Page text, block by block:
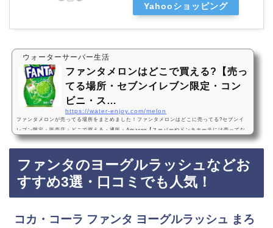
Yahooショッピング
ウォーターサーバー生活
ファンタメロンはどこで買える?【売っ
てる場所・セブンイレブン限定・コン
ビニ・ス…
https://water-enjoy.com/melon
ファンタメロンが売ってる場所をまとめました！ファンタメロンはどこに売ってる?セブンイ
レブン限定・販売店・どこで買える・通販・Amazon【スーパーやドンキホーテには売ってな
い】ファンタメロンソーダファンタメロンは市販ではセブンイレブン限定で売っています！A
選・口コミでも人気コカ・コーラ ファンタメロンソーダ 500ml×24本・ペットボトル・おいし
い・値段、価格が安い・コスパ最強！1番おすすめ！『コカ・コーラ ファンタメロンソーダ 5
0…
ファンタのヨーグルラッシュなどお
すすめ3選・口コミでも人気！
コカ・コーラ ファンタ ヨーグルラッシュ まろ